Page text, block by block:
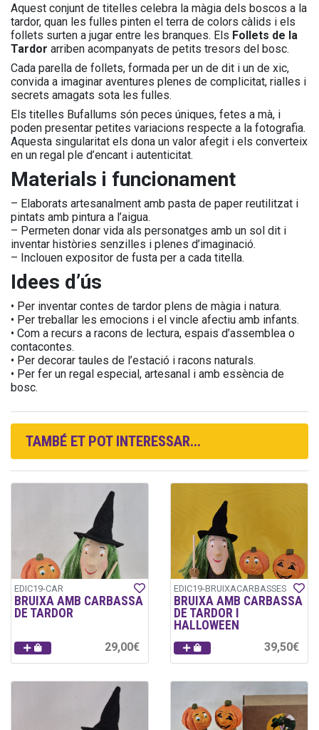
Aquest conjunt de titelles celebra la màgia dels boscos a la
tardor, quan les fulles pinten el terra de colors càlids i els
follets surten a jugar entre les branques. Els Follets de la
Tardor arriben acompanyats de petits tresors del bosc.
Cada parella de follets, formada per un de dit i un de xic,
convida a imaginar aventures plenes de complicitat, rialles i
secrets amagats sota les fulles.
Els titelles Bufallums són peces úniques, fetes a mà, i
poden presentar petites variacions respecte a la fotografia.
Aquesta singularitat els dona un valor afegit i els converteix
en un regal ple d’encant i autenticitat.
Materials i funcionament
– Elaborats artesanalment amb pasta de paper reutilitzat i
pintats amb pintura a l’aigua.
– Permeten donar vida als personatges amb un sol dit i
inventar històries senzilles i plenes d’imaginació.
– Inclouen expositor de fusta per a cada titella.
Idees d’ús
• Per inventar contes de tardor plens de màgia i natura.
• Per treballar les emocions i el vincle afectiu amb infants.
• Com a recurs a racons de lectura, espais d’assemblea o
contacontes.
• Per decorar taules de l’estació i racons naturals.
• Per fer un regal especial, artesanal i amb essència de
bosc.
TAMBÉ ET POT INTERESSAR...
EDIC19-CAR
BRUIXA AMB CARBASSA
DE TARDOR
29,00€
EDIC19-BRUIXACARBASSES
BRUIXA AMB CARBASSA
DE TARDOR I
HALLOWEEN
39,50€